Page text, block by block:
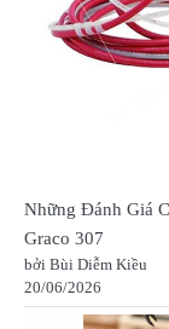
Những Đánh Giá
Graco 307
bởi Bùi Diễm Kiều
20/06/2026